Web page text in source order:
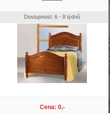
Dostupnost: 6 - 8 týdnů
Cena: 0,-